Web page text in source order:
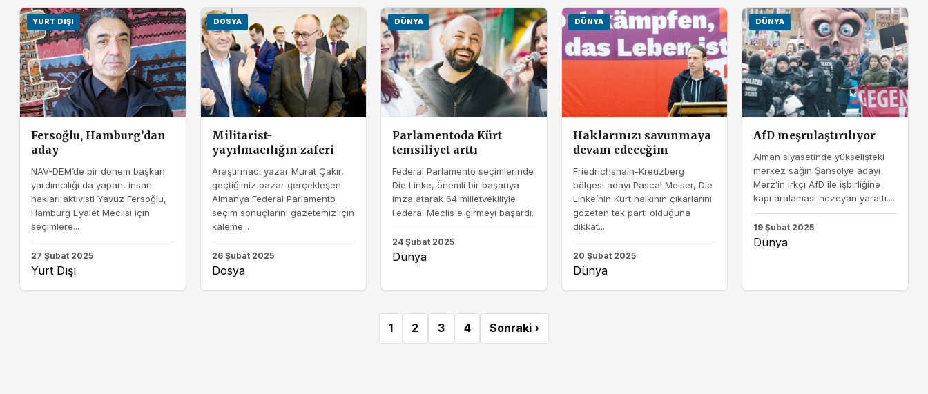
YURT DIŞI
Fersoğlu, Hamburg’dan
aday
NAV-DEM’de bir dönem başkan
yardımcılığı da yapan, insan
hakları aktivisti Yavuz Fersoğlu,
Hamburg Eyalet Meclisi için
seçimlere...
27 Şubat 2025
Yurt Dışı
DOSYA
Militarist-
yayılmacılığın zaferi
Araştırmacı yazar Murat Çakır,
geçtiğimiz pazar gerçekleşen
Almanya Federal Parlamento
seçim sonuçlarını gazetemiz için
kaleme...
26 Şubat 2025
Dosya
DÜNYA
Parlamentoda Kürt
temsiliyet arttı
Federal Parlamento seçimlerinde
Die Linke, önemli bir başarıya
imza atarak 64 milletvekiliyle
Federal Meclis'e girmeyi başardı.
24 Şubat 2025
Dünya
DÜNYA
Haklarınızı savunmaya
devam edeceğim
Friedrichshain-Kreuzberg
bölgesi adayı Pascal Meiser, Die
Linke’nin Kürt halkının çıkarlarını
gözeten tek parti olduğuna
dikkat...
20 Şubat 2025
Dünya
DÜNYA
AfD meşrulaştırılıyor
Alman siyasetinde yükselişteki
merkez sağın Şansölye adayı
Merz’in ırkçı AfD ile işbirliğine
kapı aralaması hezeyan yarattı....
19 Şubat 2025
Dünya
1 2 3 4 Sonraki ›